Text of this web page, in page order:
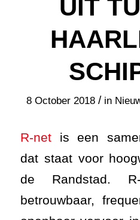
UIT
8 October 2018 / in
R-netis een
dat staat voor
de Randstad.
betrouwbaar,